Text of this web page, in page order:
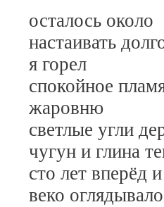
осталось около
настаивать
я горел
спокойное
жаровню
светлые угли
чугун и глина
сто лет вперёд
веко